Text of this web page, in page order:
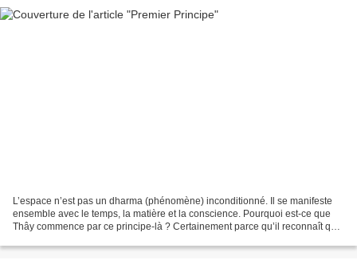
L’espace n’est pas un dharma (phénomène) inconditionné. Il se manifeste
ensemble avec le temps, la matière et la conscience. Pourquoi est-ce que
Thây commence par ce principe-là ? Certainement parce qu’il reconnaît que